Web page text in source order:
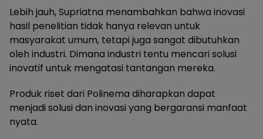
Lebih jauh, Supriatna menambahkan bahwa inovasi
hasil penelitian tidak hanya relevan untuk
masyarakat umum, tetapi juga sangat dibutuhkan
oleh industri. Dimana industri tentu mencari solusi
inovatif untuk mengatasi tantangan mereka.
Produk riset dari Polinema diharapkan dapat
menjadi solusi dan inovasi yang bergaransi manfaat
nyata.